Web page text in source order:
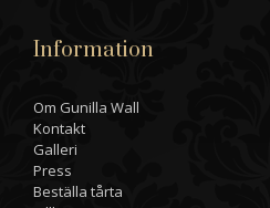
Information
Om Gunilla Wall
Kontakt
Galleri
Press
Beställa tårta